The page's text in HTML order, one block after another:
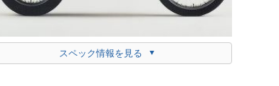
スペック情報を見る